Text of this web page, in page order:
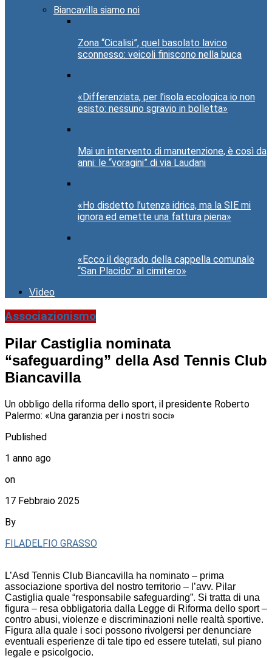
Biancavilla siamo noi
Zona “Cicalisi”, quel basolato lavico
sconnesso: veicoli finiscono nella buca
«Differenziata, per l’isola ecologica io non
esisto: nessuno sgravio in bolletta»
Mai un intervento di manutenzione, è così da
anni: le “voragini” di via Laudani
«Ho disdetto l’utenza idrica, ma la SIE mi
ignora ed emette una fattura piena»
«Ecco il degrado della cappella comunale
“San Placido” al cimitero»
Video
Associazionismo
Pilar Castiglia nominata
“safeguarding” della Asd Tennis Club
Biancavilla
Un obbligo della riforma dello sport, il presidente Roberto
Palermo: «Una garanzia per i nostri soci»
Published
1 anno ago
on
17 Febbraio 2025
By
FILADELFIO GRASSO
L’Asd Tennis Club Biancavilla ha nominato – prima
associazione sportiva del nostro territorio – l’avv. Pilar
Castiglia quale “responsabile safeguarding”. Si tratta di una
figura – resa obbligatoria dalla Legge di Riforma dello sport –
contro abusi, violenze e discriminazioni nelle realtà sportive.
Figura alla quale i soci possono rivolgersi per denunciare
eventuali esperienze di tale tipo ed essere tutelati, sul piano
legale e psicolgocio.